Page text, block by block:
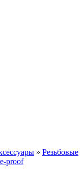
» Резьбовые
proof